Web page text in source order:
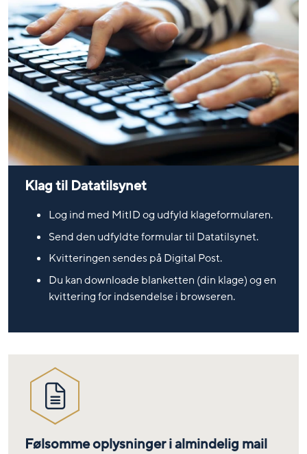
Klag til Datatilsynet
Log ind med MitID og udfyld klageformularen.
Send den udfyldte formular til Datatilsynet.
Kvitteringen sendes på Digital Post.
Du kan downloade blanketten (din klage) og en
kvittering for indsendelse i browseren.
Følsomme oplysninger i almindelig mail